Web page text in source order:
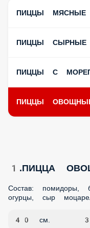
ПИЦЦЫ МЯСНЫЕ ОТ
ПИЦЦЫ СЫРНЫЕ ОТ
ПИЦЦЫ С
ПИЦЦЫ ОВОЩНЫЕ
1.ПИЦЦА
Состав: помидоры,
огурцы, сыр
40 см.